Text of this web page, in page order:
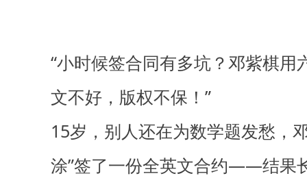
“小时候签合同有多坑？邓紫棋用
文不好，版权不保！”
15岁，别人还在为数学题发愁，
涂”签了一份全英文合约——结果